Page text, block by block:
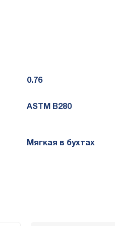
маркировки на самом
0.76
ASTM B280
Мягкая в бухтах